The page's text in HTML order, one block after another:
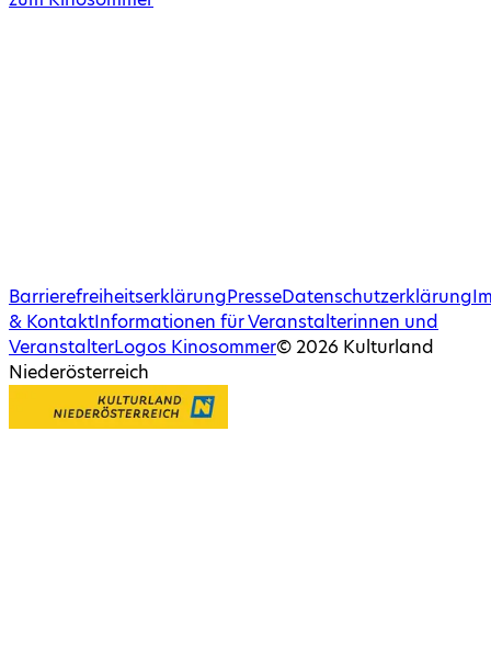
BarrierefreiheitserklärungPresseDatenschutzerklärung
& KontaktInformationen für Veranstalterinnen und
VeranstalterLogos Kinosommer© 2026 Kulturland
Niederösterreich